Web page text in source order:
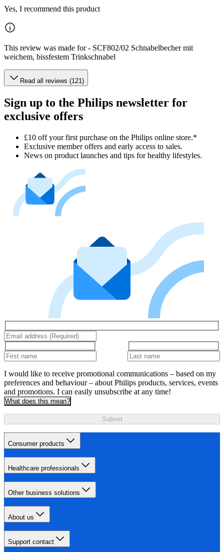
Yes, I recommend this product
This review was made for - SCF802/02 Schnabelbecher mit
weichem, bissfestem Trinkschnabel
Read all reviews (121)
Sign up to the Philips newsletter for
exclusive offers
£10 off your first purchase on the Philips online store.*
Exclusive member offers and early access to sales.
News on product launches and tips for healthy lifestyles.
I would like to receive promotional communications – based on my
preferences and behaviour – about Philips products, services, events
and promotions. I can easily unsubscribe at any time!
What does this mean?
Submit
Consumer products
Healthcare professionals
Other business solutions
About us
Support contact